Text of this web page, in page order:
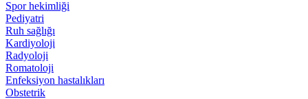
Spor hekimliği
Pediyatri
Ruh sağlığı
Kardiyoloji
Radyoloji
Romatoloji
Enfeksiyon hastalıkları
Obstetrik